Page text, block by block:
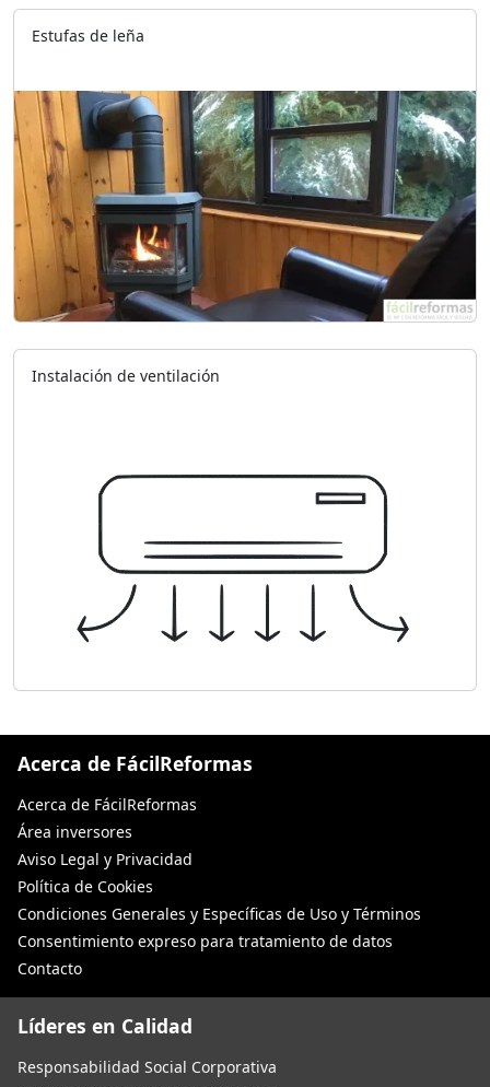
Estufas de leña
Instalación de ventilación
Acerca de FácilReformas
Acerca de FácilReformas
Área inversores
Aviso Legal y Privacidad
Política de Cookies
Condiciones Generales y Específicas de Uso y Términos
Consentimiento expreso para tratamiento de datos
Contacto
Líderes en Calidad
Responsabilidad Social Corporativa